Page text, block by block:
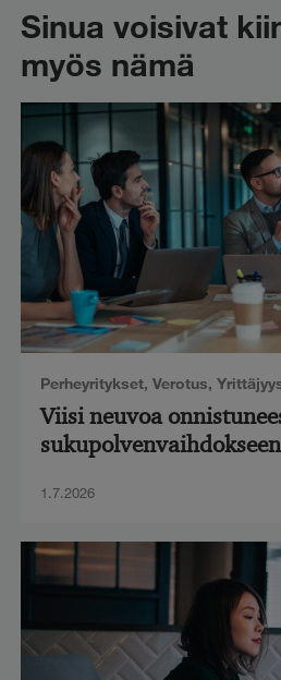
Sinua voisivat
myös nämä
Perheyritykset, Verotus,
Viisi neuvoa
sukupolvenvaihdokseen
1.7.2026